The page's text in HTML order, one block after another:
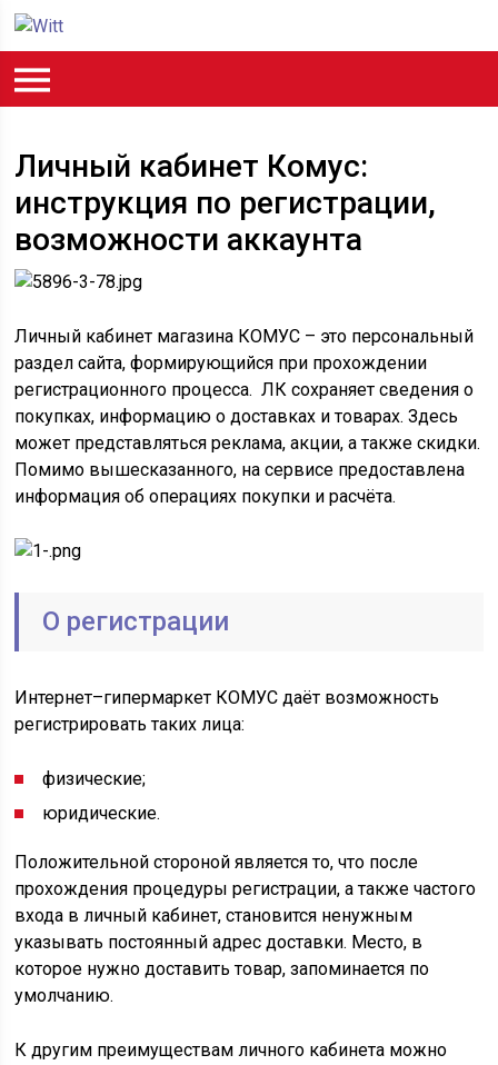
Личный кабинет Комус:
инструкция по регистрации,
возможности аккаунта
Личный кабинет магазина КОМУС – это персональный
раздел сайта, формирующийся при прохождении
регистрационного процесса. ЛК сохраняет сведения о
покупках, информацию о доставках и товарах. Здесь
может представляться реклама, акции, а также скидки.
Помимо вышесказанного, на сервисе предоставлена
информация об операциях покупки и расчёта.
О регистрации
Интернет–гипермаркет КОМУС даёт возможность
регистрировать таких лица:
физические;
юридические.
Положительной стороной является то, что после
прохождения процедуры регистрации, а также частого
входа в личный кабинет, становится ненужным
указывать постоянный адрес доставки. Место, в
которое нужно доставить товар, запоминается по
умолчанию.
К другим преимуществам личного кабинета можно